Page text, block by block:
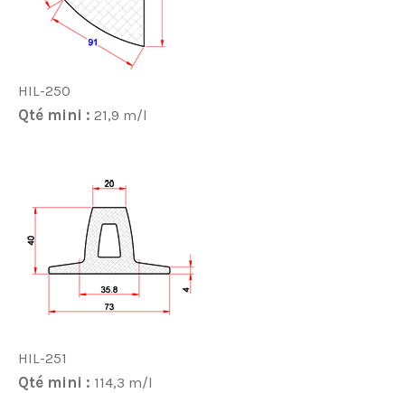
HIL-250
Qté mini : 21,9 m/l
HIL-251
Qté mini : 114,3 m/l